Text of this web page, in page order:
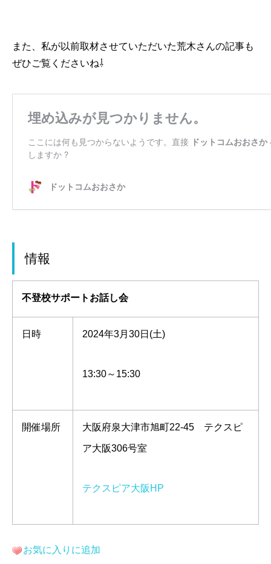
また、私が以前取材させていただいた荒木さんの記事も
ぜひご覧くださいね⇩
情報
不登校サポートお話し会
日時 2024年3月30日(土)
13:30～15:30
開催場所 大阪府泉大津市旭町22-45 テクスピ
ア大阪306号室
テクスピア大阪HP
お気に入りに追加